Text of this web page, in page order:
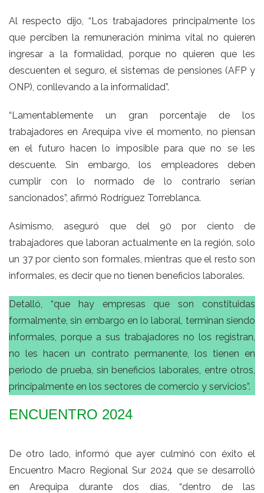
Al respecto dijo, “Los trabajadores principalmente los
que perciben la remuneración mínima vital no quieren
ingresar a la formalidad, porque no quieren que les
descuenten el seguro, el sistemas de pensiones (AFP y
ONP), conllevando a la informalidad”.
“Lamentablemente un gran porcentaje de los
trabajadores en Arequipa vive el momento, no piensan
en el futuro hacen lo imposible para que no se les
descuente. Sin embargo, los empleadores deben
cumplir con lo normado de lo contrario serían
sancionados”, afirmó Rodríguez Torreblanca.
Asimismo, aseguró que del 90 por ciento de
trabajadores que laboran actualmente en la región, solo
un 37 por ciento son formales, mientras que el resto son
informales, es decir que no tienen beneficios laborales.
Detalló, “que hay empresas que son constituidas
formalmente, sin embargo en lo laboral, terminan siendo
informales, porque a sus trabajadores no los registran,
no les hacen un contrato permanente, los tienen en
periodo de prueba, sin beneficios laborales, entre otros,
principalmente en los sectores de comercio y servicios”.
ENCUENTRO 2024
De otro lado, informó que ayer culminó con éxito el
Encuentro Macro Regional Sur 2024 que se desarrolló
en Arequipa durante dos días, “dentro de las